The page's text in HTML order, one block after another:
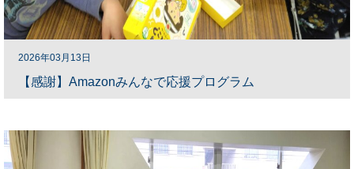
2026年03月13日
【感謝】Amazonみんなで応援プログラム